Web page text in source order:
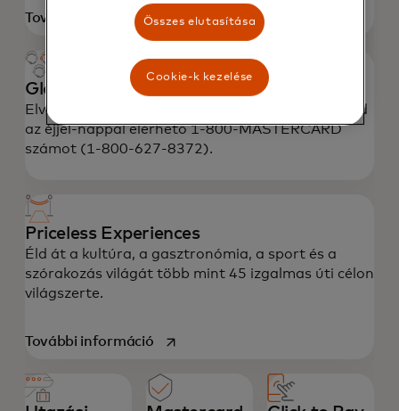
További információ
Globális vészhelyzeti szolgáltatások
Elveszett vagy ellopott kártya bejelentéséhez hívd
az éjjel-nappal elérhető 1-800-MASTERCARD
számot (1-800-627-8372).
Priceless Experiences
Éld át a kultúra, a gasztronómia, a sport és a
szórakozás világát több mint 45 izgalmas úti célon
világszerte.
További információopens in a new tab
Összes elutasítása
Cookie-k kezelése